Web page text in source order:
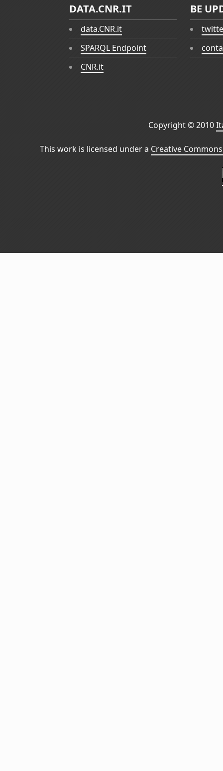
DATA.CNR.IT
data.CNR.it
SPARQL Endpoint
CNR.it
BE
Copyright © 2010
This work is licensed under a Creative